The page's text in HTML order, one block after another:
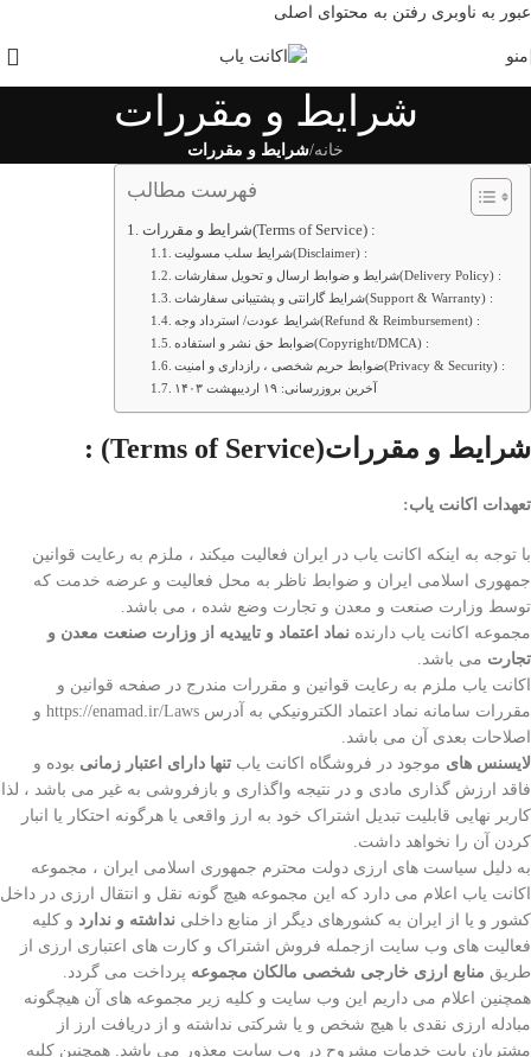
عبور به ناوبری رفتن به محتوای اصلی
منو
شرایط و مقررات
خانه/شرایط و مقررات
فهرست مطالب
شرایط و مقررات(Terms of Service) :
شرایط سلب مسولیت(Disclaimer) :
شرایط و ضوابط ارسال و تحویل سفارشات(Delivery Policy) :
شرایط گارانتی و پشتیبانی سفارشات(Support & Warranty) :
شرایط عودت/ استرداد وجه(Refund & Reimbursement) :
ضوابط حق نشر و استفاده(Copyright/DMCA) :
ضوابط حریم شخصی ، رازداری و امنیت(Privacy & Security) :
آخرین بروزرسانی: ۱۹ اردیبهشت ۱۴۰۳
شرایط و مقررات(Terms of Service) :
تعهدات اکانت یاب:
با توجه به اینکه اکانت یاب در ایران فعالیت میکند ، ملزم به رعايت قوانین
جمهوری اسلامی ایران و ضوابط ناظر به محل فعالیت و عرضه خدمت که
توسط وزارت صنعت و معدن و تجارت وضع شده ، می باشد.
مجموعه اکانت یاب دارنده نماد اعتماد و تاییدیه از وزارت صنعت معدن و
تجارت می باشد.
اکانت یاب ملزم به رعایت قوانین و مقررات مندرج در صفحه قوانين و
مقررات سامانه نماد اعتماد الكترونيكي به آدرس https://enamad.ir/Laws و
اصلاحات بعدی آن می باشد.
لایسنس های موجود در فروشگاه اکانت یاب تنها دارای اعتبار زمانی بوده و
فاقد ارزش گذاری مادی و در نتیجه واگذاری و بازفروشی به غیر می باشد ، لذا
کاربر نهایی قابلیت تبدیل اشتراک خود به ارز واقعی یا هرگونه احتکار یا انبار
کردن آن را نخواهد داشت.
به دلیل سیاست های ارزی دولت محترم جمهوری اسلامی ایران ، مجموعه
اکانت یاب اعلام می دارد که این مجموعه هیچ گونه نقل و انتقال ارزی در داخل
کشور و یا از ایران به کشورهای دیگر از منابع داخلی نداشته و ندارد و کلیه
فعالیت های وب سایت ازجمله فروش اشتراک و کارت های اعتباری ارزی از
طریق منابع ارزی خارجی شخصی مالکان مجموعه پرداخت می گردد.
همچنین اعلام می داریم این وب سایت و کلیه زیر مجموعه های آن هیچگونه
مبادله ارزی نقدی با هیچ شخص و یا شرکتی نداشته و از دریافت ارز از
مشتریان بابت خدمات مشروح در وب سایت معذور می باشد. همچنین کلیه